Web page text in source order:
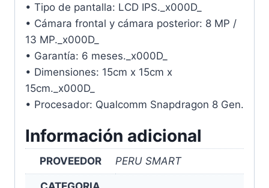
• Tipo de pantalla: LCD IPS._x000D_
• Cámara frontal y cámara posterior: 8 MP /
13 MP._x000D_
• Garantía: 6 meses._x000D_
• Dimensiones: 15cm x 15cm x
15cm._x000D_
• Procesador: Qualcomm Snapdragon 8 Gen.
Información adicional
PROVEEDOR PERU SMART